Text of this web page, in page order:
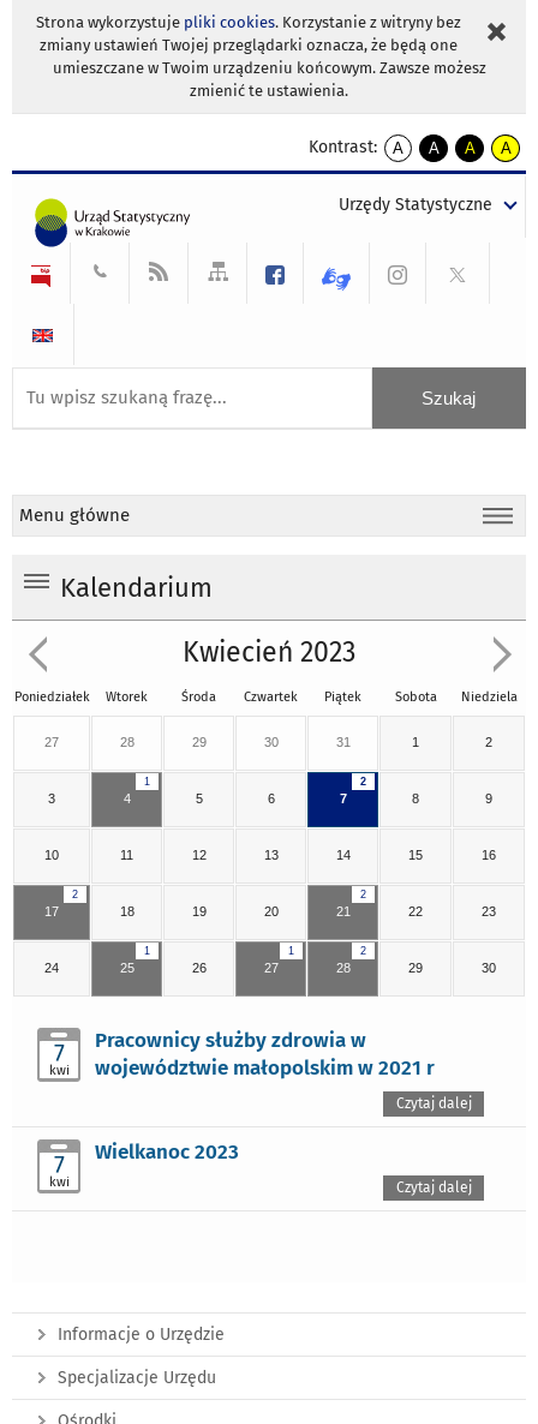
Strona wykorzystuje pliki cookies. Korzystanie z witryny bez
zmiany ustawień Twojej przeglądarki oznacza, że będą one
umieszczane w Twoim urządzeniu końcowym. Zawsze możesz
zmienić te ustawienia.
Kontrast:
A
kontrast
A
kontrast
tekst
czarnym
A
kontrast
tekst
czarnym
A
tekst
żółtym
Urzędy Statystyczne
Menu główne
Kalendarium
Kwiecień 2023
Poniedziałek Wtorek Środa Czwartek Piątek Sobota Niedziela
27 28 29 30 31 1 2
3
1
4 5 6
2
7 8 9
10 11 12 13 14 15 16
2
17 18 19 20
2
21 22 23
24
1
25 26
1
27
2
28 29 30
7
kwi
Pracownicy służby zdrowia w
województwie małopolskim w 2021 r
Czytaj dalej
7
kwi
Wielkanoc 2023
Czytaj dalej
Informacje o Urzędzie
Specjalizacje Urzędu